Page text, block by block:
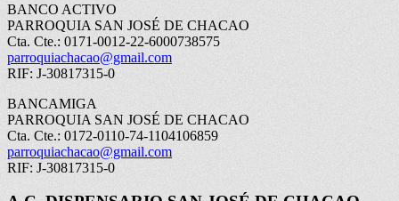
BANCO ACTIVO
PARROQUIA SAN JOSÉ DE CHACAO
Cta. Cte.: 0171-0012-22-6000738575
parroquiachacao@gmail.com
RIF: J-30817315-0
BANCAMIGA
PARROQUIA SAN JOSÉ DE CHACAO
Cta. Cte.: 0172-0110-74-1104106859
parroquiachacao@gmail.com
RIF: J-30817315-0